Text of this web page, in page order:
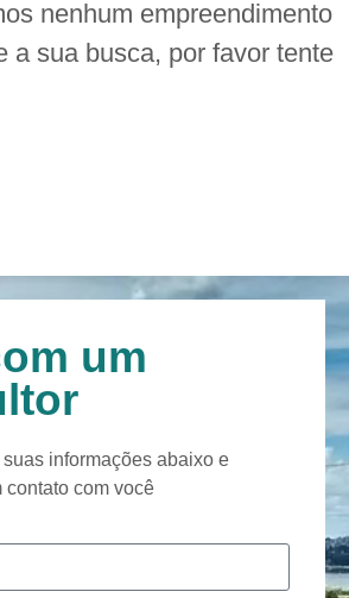
nenhum empreendimento
a sua busca, por favor tente
um
informações abaixo e
contato com você